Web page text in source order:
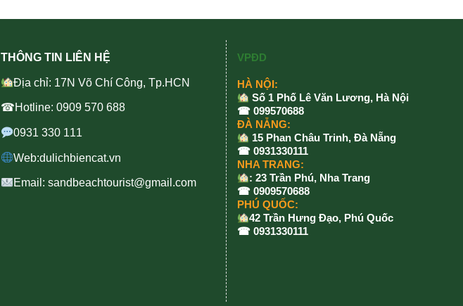
THÔNG TIN LIÊN HỆ
Địa chỉ: 17N Võ Chí Công, Tp.HCN
☎Hotline: 0909 570 688
0931 330 111
Web:dulichbiencat.vn
Email: sandbeachtourist@gmail.com
VPĐD
HÀ NỘI:
Số 1 Phố Lê Văn Lương, Hà Nội
☎ 099570688
ĐÀ NẴNG:
15 Phan Châu Trinh, Đà Nẵng
☎ 0931330111
NHA TRANG:
: 23 Trần Phú, Nha Trang
☎ 0909570688
PHÚ QUỐC:
42 Trần Hưng Đạo, Phú Quốc
☎ 0931330111